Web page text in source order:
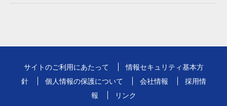
サイトのご利用にあたって
情報セキュリティ基本方
針
個人情報の保護について 会社情報
採用情
報
リンク